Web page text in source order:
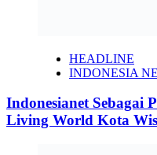
HEADLINE
INDONESIA
Indonesianet Sebagai
Living World Kota